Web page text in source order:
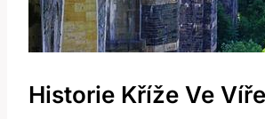
Historie Kříže Ve